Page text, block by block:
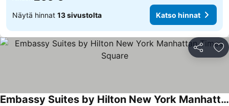
Näytä hinnat 13 sivustolta Katso hinnat
Jaa
Embassy Suites by Hilton New York Manhattan Times Square